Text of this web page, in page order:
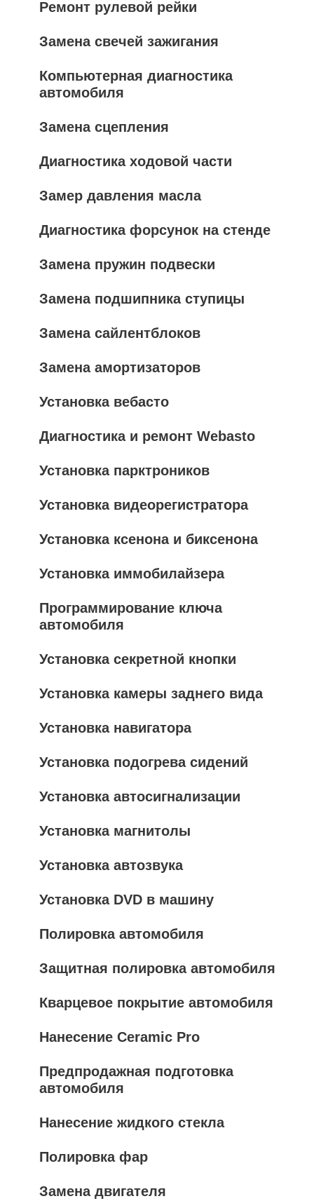
Ремонт рулевой рейки
Замена свечей зажигания
Компьютерная диагностика
автомобиля
Замена сцепления
Диагностика ходовой части
Замер давления масла
Диагностика форсунок на стенде
Замена пружин подвески
Замена подшипника ступицы
Замена сайлентблоков
Замена амортизаторов
Установка вебасто
Диагностика и ремонт Webasto
Установка парктроников
Установка видеорегистратора
Установка ксенона и биксенона
Установка иммобилайзера
Программирование ключа
автомобиля
Установка секретной кнопки
Установка камеры заднего вида
Установка навигатора
Установка подогрева сидений
Установка автосигнализации
Установка магнитолы
Установка автозвука
Установка DVD в машину
Полировка автомобиля
Защитная полировка автомобиля
Кварцевое покрытие автомобиля
Нанесение Ceramic Pro
Предпродажная подготовка
автомобиля
Нанесение жидкого стекла
Полировка фар
Замена двигателя